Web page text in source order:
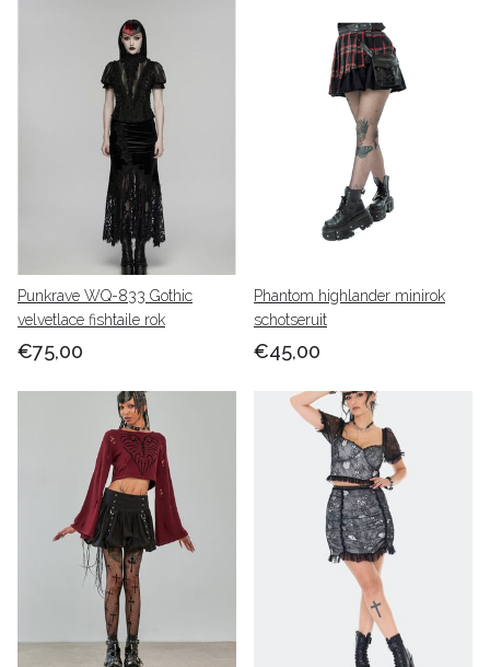
Punkrave WQ-833 Gothic
velvetlace fishtaile rok
€75,00
Phantom highlander minirok
schotseruit
€45,00